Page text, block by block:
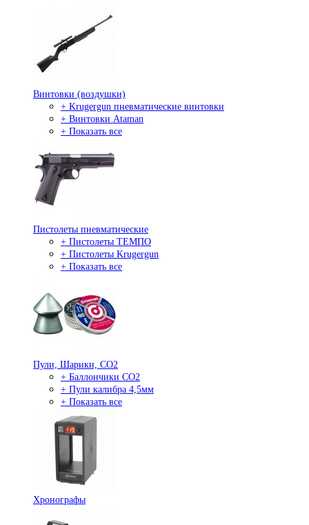
Винтовки (воздушки)
+ Krugergun пневматические винтовки
+ Винтовки Ataman
+ Показать все
Пистолеты пневматические
+ Пистолеты ТЕМПО
+ Пистолеты Krugergun
+ Показать все
Пули, Шарики, СО2
+ Баллончики СО2
+ Пули калибра 4,5мм
+ Показать все
Хронографы